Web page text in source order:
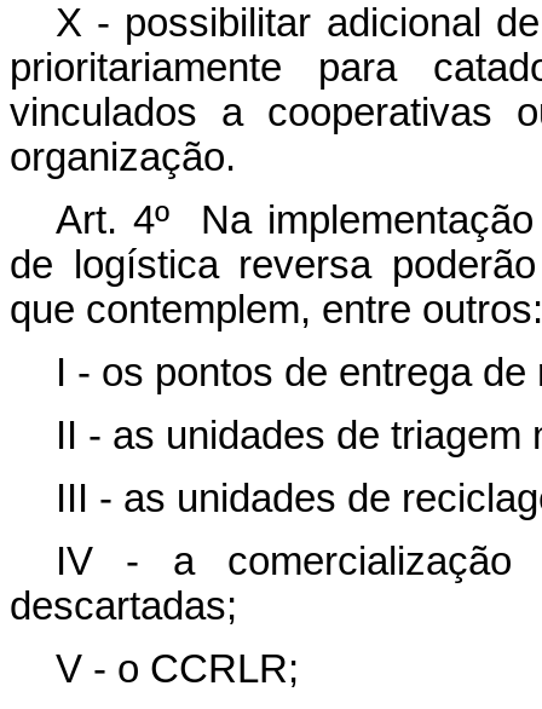
X - possibilitar adicional
prioritariamente para
vinculados a cooperativas
organização.
Art. 4º Na
de logística reversa
que contemplem, entre outros:
I - os pontos de entrega
II - as unidades de triagem
III - as unidades de
IV - a comercialização
descartadas;
V - o CCRLR;